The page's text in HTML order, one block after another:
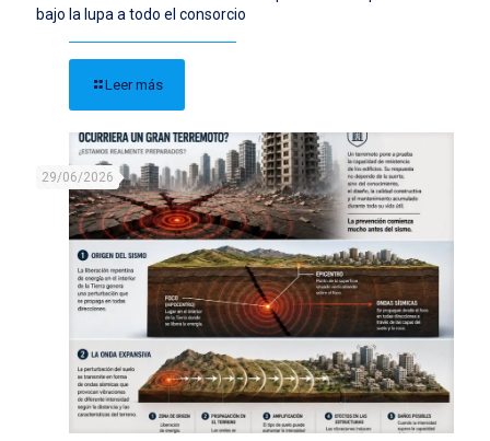
bajo la lupa a todo el consorcio
Leer más
29/06/2026